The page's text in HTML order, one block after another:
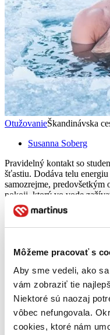
Môžeme pracovať s
Aby sme vedeli, ako
vám zobraziť tie
Niektoré sú naozaj
vôbec nefungovala.
cookies, ktoré nám
OtužovanieŠkandinávska
Susanna Soberg
Pravidelný kontakt so
šťastiu. Dodáva telu
samozrejme, predovšetkým
pokoji, ktorý vo vode
Knihapevná väzba
17,80 €
Táto kniha sa môže
okamžite! Ak si ju
odošleme vám ju ešte
pracovný deň.
Pridať do zoznamu
Vložiť do košíka
E-kniha PDF EPUB
12,60 €